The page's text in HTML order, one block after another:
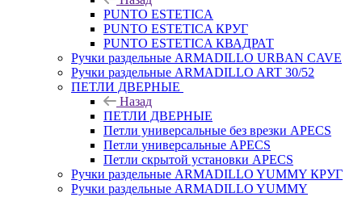
PUNTO ESTETICA
PUNTO ESTETICA КРУГ
PUNTO ESTETICA КВАДРАТ
Ручки раздельные ARMADILLO URBAN CAVE
Ручки раздельные ARMADILLO ART 30/52
ПЕТЛИ ДВЕРНЫЕ
Назад
ПЕТЛИ ДВЕРНЫЕ
Петли универсальные без врезки APECS
Петли универсальные APECS
Петли скрытой установки APECS
Ручки раздельные ARMADILLO YUMMY КРУГ
Ручки раздельные ARMADILLO YUMMY